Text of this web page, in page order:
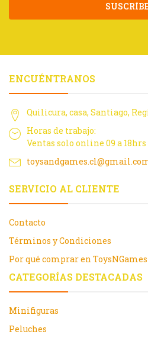
ENCUÉNTRANOS
Quilicura, casa, Santiago,
Horas de trabajo:
Ventas solo online 09 a 18hrs
SERVICIO AL CLIENTE
Contacto
Términos y Condiciones
Por qué comprar en ToysNGames
CATEGORÍAS DESTACADAS
Minifiguras
Peluches